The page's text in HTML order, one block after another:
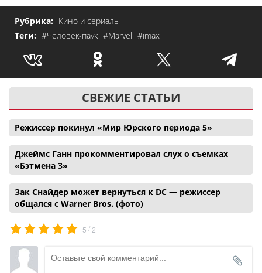
Рубрика: Кино и сериалы
Теги: #Человек-паук #Marvel #imax
СВЕЖИЕ СТАТЬИ
Режиссер покинул «Мир Юрского периода 5»
Джеймс Ганн прокомментировал слух о съемках
«Бэтмена 3»
Зак Снайдер может вернуться к DC — режиссер
общался с Warner Bros. (фото)
5 /2